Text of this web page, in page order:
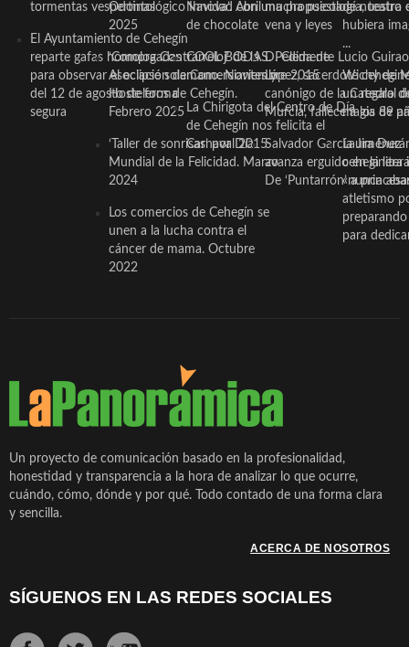
tormentas vespertinas
El Ayuntamiento de Cehegín
reparte gafas homologadas
para observar el eclipse solar
del 12 de agosto de forma
segura
Odontológico Innova’. Abril
2025
‘Compra Contrarreloj’ de la
Asociación de Comerciantes y
Hosteleros de Cehegín.
Febrero 2025
‘Taller de sonrisas’ por Día
Mundial de la Felicidad. Marzo
2024
Los comercios de Cehegín se
unen a la lucha contra el
cáncer de mama. Octubre
2022
Navidad con una propuesta
de chocolate
COOL BODAS. Pedida de
mano. Noviembre 2015
La Chirigota del Centro de Día
de Cehegín nos felicita el
Carnaval 2015
mucha psicología, teatro
vena y leyes
D. Clemente Lucio Guirao
López, sacerdote
canónigo de la Catedral
Murcia, fallece a los 89
Salvador García Jiménez
avanza erguido en la
De ‘Puntarrón’ a
de nuestra
hubiera
...
Wichy de
un regalo
magia de
Laura
ceheginera
«nunca
atletismo
para
Un proyecto de comunicación basado en la profesionalidad,
honestidad y transparencia a la hora de analizar lo que ocurre,
cuándo, cómo, dónde y por qué. Todo contado de una forma clara
y sencilla.
ACERCA DE NOSOTROS
SÍGUENOS EN LAS REDES SOCIALES